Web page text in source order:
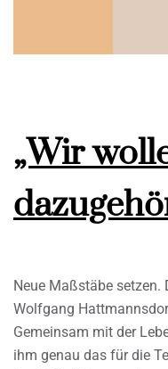
„Wir
Neue Maßstäbe setzen.
Wolfgang
Gemeinsam mit der
ihm genau das für die